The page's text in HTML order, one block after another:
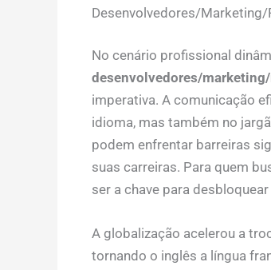
Desenvolvedores/Marketing/
No cenário profissional
desenvolvedores/
imperativa. A comunicação
idioma, mas também no
podem enfrentar barreiras
suas carreiras. Para quem
ser a chave para
A globalização acelerou a
tornando o inglês a língua